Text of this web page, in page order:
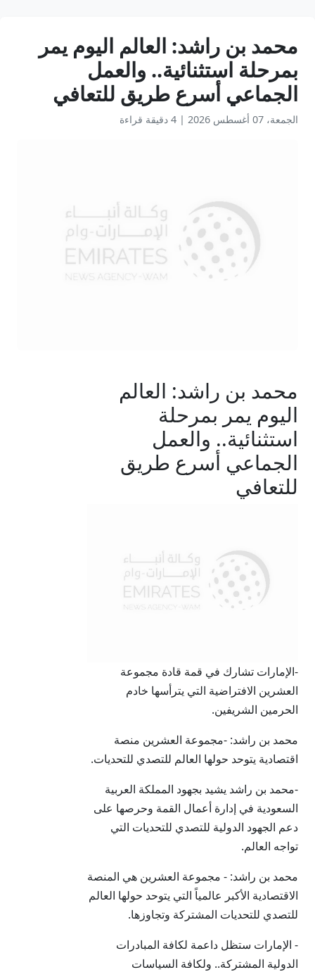
محمد بن راشد: العالم اليوم يمر
بمرحلة استثنائية.. والعمل
الجماعي أسرع طريق للتعافي
الجمعة، 07 أغسطس 2026 | 4 دقيقة قراءة
محمد بن راشد: العالم
اليوم يمر بمرحلة
استثنائية.. والعمل
الجماعي أسرع طريق
للتعافي
-الإمارات تشارك في قمة قادة مجموعة
العشرين الافتراضية التي يترأسها خادم
الحرمين الشريفين.
محمد بن راشد: -مجموعة العشرين منصة
اقتصادية يتوحد حولها العالم للتصدي للتحديات.
-محمد بن راشد يشيد بجهود المملكة العربية
السعودية في إدارة أعمال القمة وحرصها على
دعم الجهود الدولية للتصدي للتحديات التي
تواجه العالم.
محمد بن راشد: - مجموعة العشرين هي المنصة
الاقتصادية الأكبر عالمياً التي يتوحد حولها العالم
للتصدي للتحديات المشتركة وتجاوزها.
- الإمارات ستظل داعمة لكافة المبادرات
الدولية المشتركة.. ولكافة السياسات